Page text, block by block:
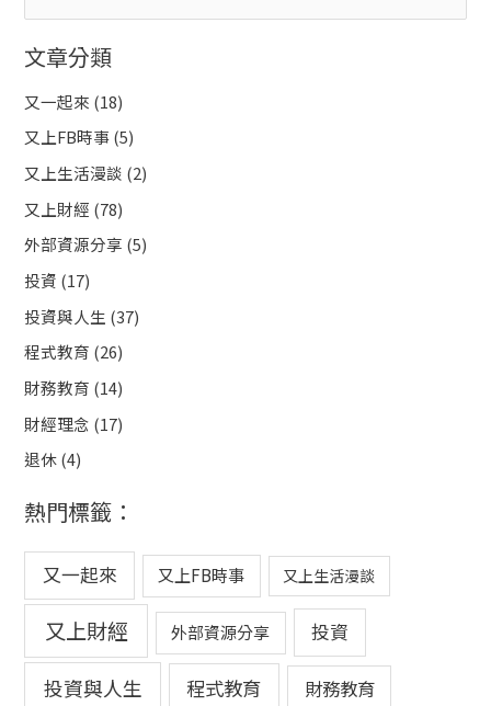
尋
關
字
:
文章分類
又一起來 (18)
又上FB時事(5)
又上生活漫談 (2)
又上財經 (78)
外部資源分享 (5)
投資 (17)
投資與人生 (37)
程式教育 (26)
財務教育 (14)
財經理念 (17)
退休(4)
熱門標籤：
又一起來 又上FB時事 又上生活漫談
又上財經 外部資源分享 投資
投資與人生 程式教育 財務教育